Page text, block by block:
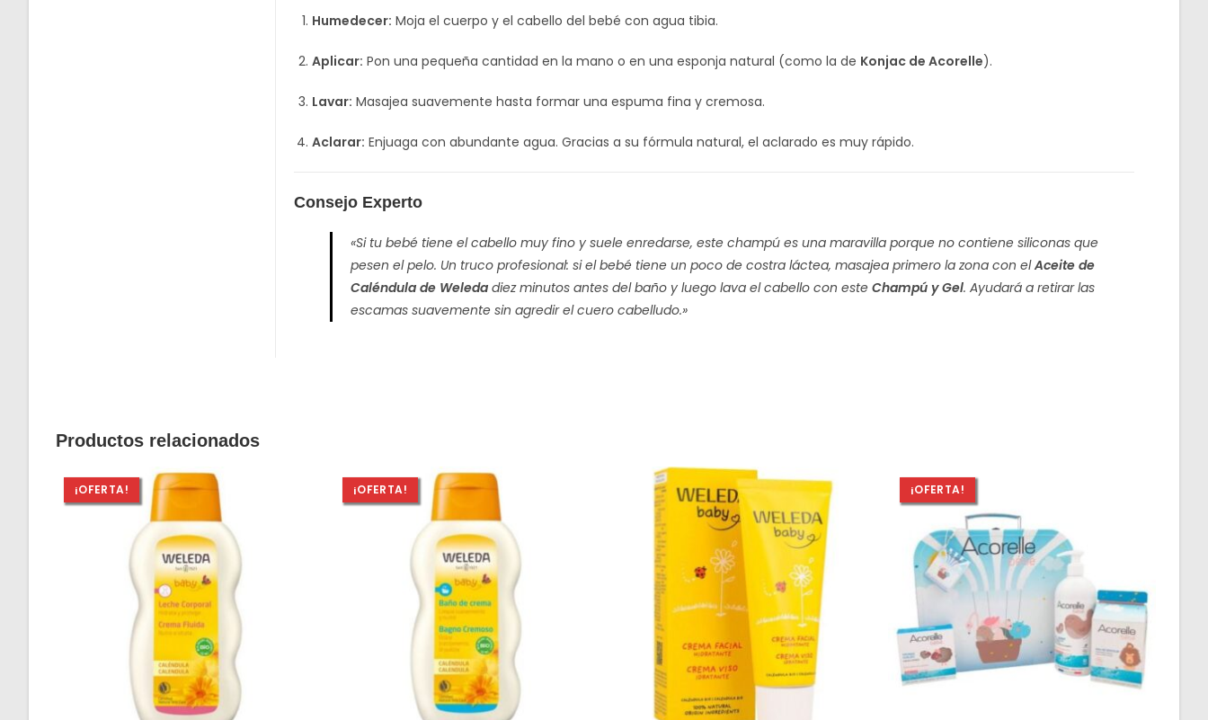
Humedecer: Moja el cuerpo y el cabello del bebé con agua tibia.
Aplicar: Pon una pequeña cantidad en la mano o en una esponja natural (como la de Konjac de Acorelle).
Lavar: Masajea suavemente hasta formar una espuma fina y cremosa.
Aclarar: Enjuaga con abundante agua. Gracias a su fórmula natural, el aclarado es muy rápido.
Consejo Experto
«Si tu bebé tiene el cabello muy fino y suele enredarse, este champú es una maravilla porque no contiene siliconas que
pesen el pelo. Un truco profesional: si el bebé tiene un poco de costra láctea, masajea primero la zona con elAceite de
Caléndula de Weleda diez minutos antes del baño y luego lava el cabello con este Champú y Gel. Ayudará a retirar las
escamas suavemente sin agredir el cuero cabelludo.»
Productos relacionados
¡OFERTA! ¡OFERTA! ¡OFERTA!